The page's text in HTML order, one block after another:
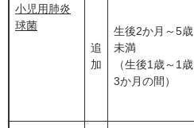
小児用肺炎
球菌
追
加
生後2か月～5歳
未満
（生後1歳～1歳
3か月の間）